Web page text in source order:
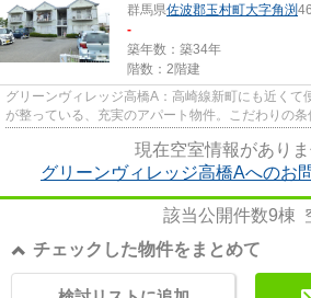
群馬県佐波郡玉村町大字角渕
-
築年数：築34年
階数：2階建
グリーンヴィレッジ高橋A：高崎線新町にも近くて
が整っている、充実のアパート物件。こだわりの
現在空室情報がありま
グリーンヴィレッジ高橋Aへのお
該当公開件数9棟
チェックした物件をまとめて